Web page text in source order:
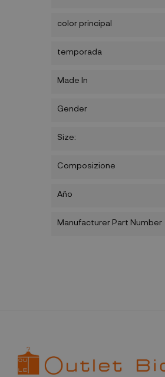
color principal
temporada
Made In
Gender
Size:
Composizione
Año
Manufacturer Part Number